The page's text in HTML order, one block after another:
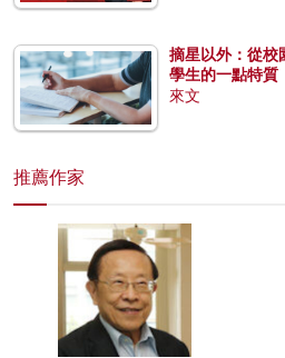
摘星以外：從校
學生的一點特質
來文
推薦作家